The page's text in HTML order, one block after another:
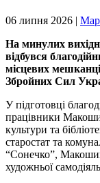
06 липня 2026 |
На минулих
відбувся
місцевих
Збройних Сил
У підготовці
працівники
культури та
старостат та
“Сонечко”,
художньої